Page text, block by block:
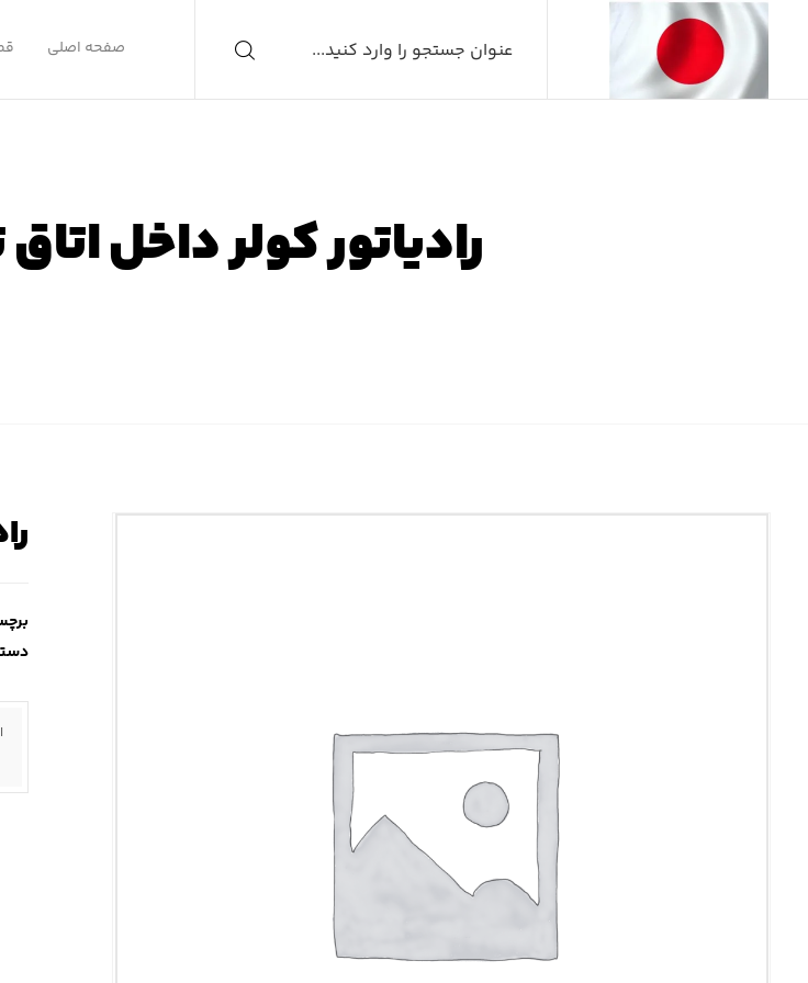
صفحه اصلی
رادیاتور کولر داخل